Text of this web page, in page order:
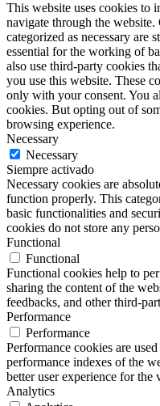
This website uses cookies to
navigate through the website.
categorized as necessary are
essential for the working of
also use third-party cookies
you use this website. These
only with your consent. You
cookies. But opting out of
browsing experience.
Necessary
Necessary
Siempre activado
Necessary cookies are
function properly. This
basic functionalities and
cookies do not store any
Functional
Functional
Functional cookies help to
sharing the content of the
feedbacks, and other third-
Performance
Performance
Performance cookies are
performance indexes of the
better user experience for the
Analytics